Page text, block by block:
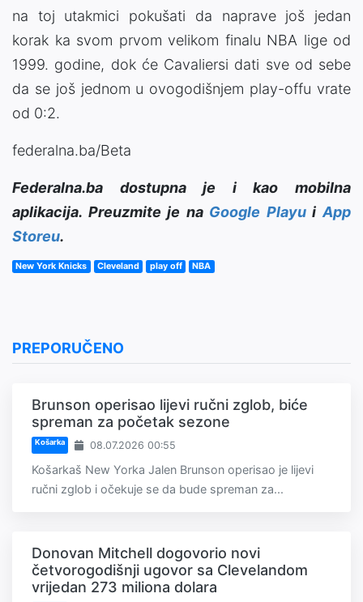
na toj utakmici pokušati da naprave još jedan
korak ka svom prvom velikom finalu NBA lige od
1999. godine, dok će Cavaliersi dati sve od sebe
da se još jednom u ovogodišnjem play-offu vrate
od 0:2.
federalna.ba/Beta
Federalna.ba dostupna je i kao mobilna
aplikacija. Preuzmite je na Google PlayuiApp
Storeu.
New York Knicks Cleveland play off NBA
PREPORUČENO
Brunson operisao lijevi ručni zglob, biće
spreman za početak sezone
Košarka 08.07.2026 00:55
Košarkaš New Yorka Jalen Brunson operisao je lijevi
ručni zglob i očekuje se da bude spreman za...
Donovan Mitchell dogovorio novi
četvorogodišnji ugovor sa Clevelandom
vrijedan 273 miliona dolara